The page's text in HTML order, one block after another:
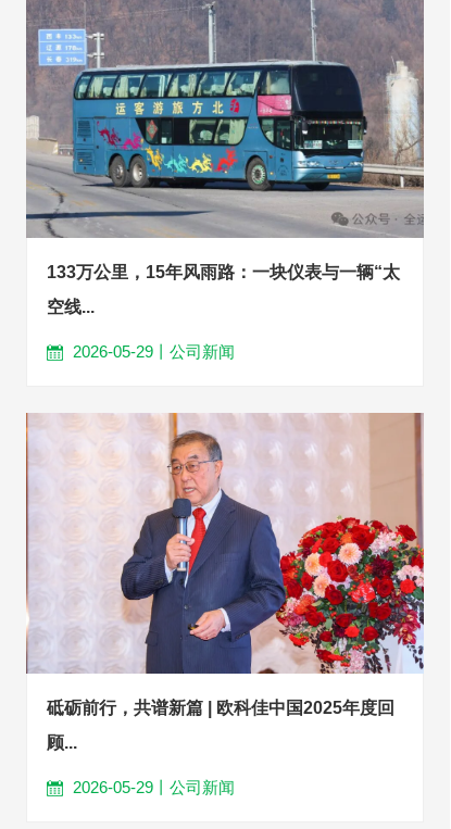
133万公里，15年风雨路：一块仪表与一辆“太
空线...
2026-05-29丨公司新闻
砥砺前行，共谱新篇 | 欧科佳中国2025年度回
顾...
2026-05-29丨公司新闻